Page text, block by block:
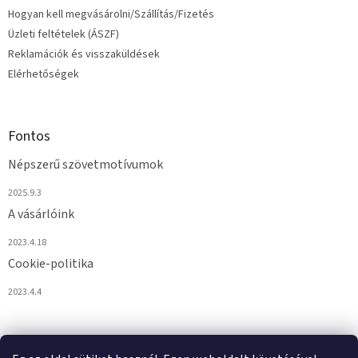
Hogyan kell megvásárolni/Szállítás/Fizetés
Üzleti feltételek (ÁSZF)
Reklamációk és visszaküldések
Elérhetőségek
Fontos
Népszerű szövetmotívumok
2025.9.3
A vásárlóink
2023.4.18
Cookie-politika
2023.4.4